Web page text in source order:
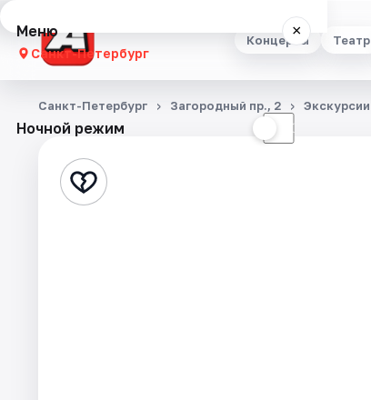
Концерты Театр
Меню ×
Санкт-Петербург
Концерты
Стендап
Ночной режим ☾
Санкт-Петербург Загородный пр., 2 Экскурсии